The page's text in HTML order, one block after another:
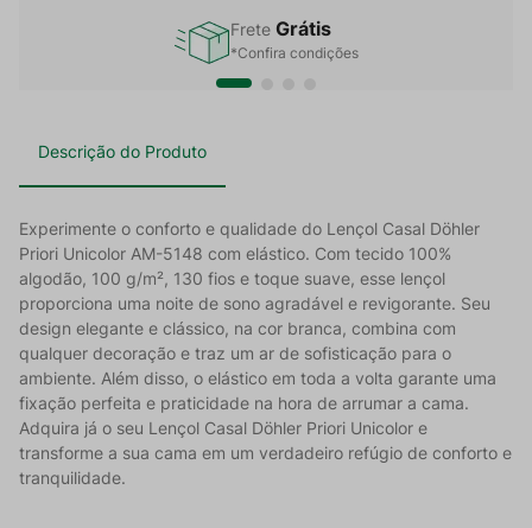
Frete Grátis
*Confira condições
Descrição do Produto
Experimente o conforto e qualidade do Lençol Casal Döhler
Priori Unicolor AM-5148 com elástico. Com tecido 100%
algodão, 100 g/m², 130 fios e toque suave, esse lençol
proporciona uma noite de sono agradável e revigorante. Seu
design elegante e clássico, na cor branca, combina com
qualquer decoração e traz um ar de sofisticação para o
ambiente. Além disso, o elástico em toda a volta garante uma
fixação perfeita e praticidade na hora de arrumar a cama.
Adquira já o seu Lençol Casal Döhler Priori Unicolor e
transforme a sua cama em um verdadeiro refúgio de conforto e
tranquilidade.